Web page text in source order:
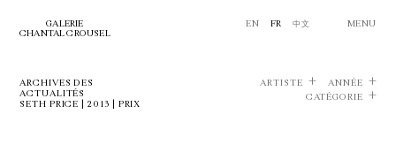
GALERIE
CHANTAL CROUSEL
EN FR 中文 MENU
ARCHIVES DES
ACTUALITÉS
SETH PRICE | 2013 | PRIX
ARTISTE
ANNÉE
CATÉGORIE